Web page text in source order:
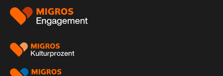
Footer